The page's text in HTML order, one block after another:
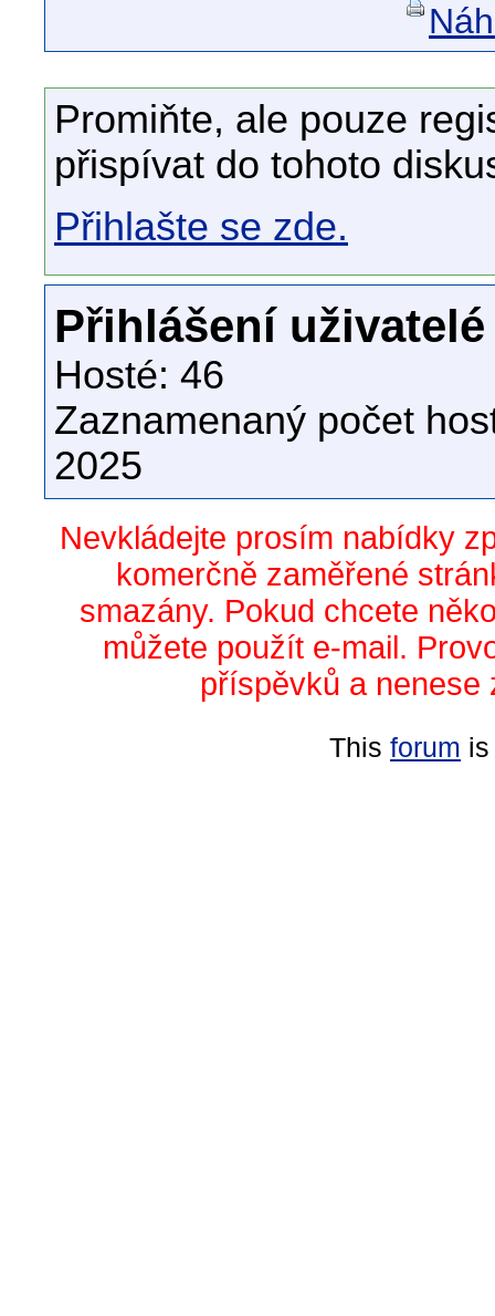
Promiňte, ale pouze
přispívat do tohoto
Přihlašte se zde.
Přihlášení uživatelé
Hosté: 46
Zaznamenaný počet
2025
Nevkládejte prosím nabídky
komerčně zaměřené
smazány. Pokud chcete
můžete použít e-mail.
příspěvků a nenese
This forum